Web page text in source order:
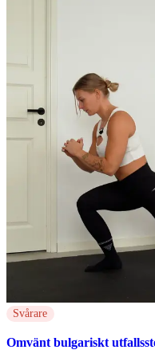
Svårare
Omvänt bulgariskt